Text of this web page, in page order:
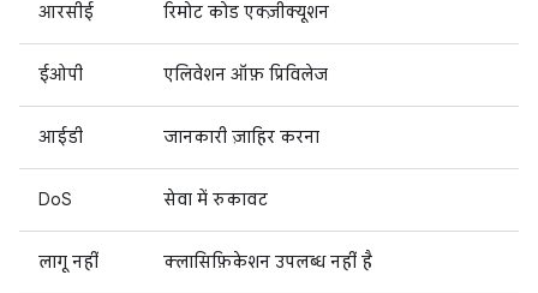
आरसीई रिमोट कोड एक्ज़ीक्यूशन
ईओपी एलिवेशन ऑफ़ प्रिविलेज
आईडी जानकारी ज़ाहिर करना
DoS सेवा में रुकावट
लागू नहीं क्लासिफ़िकेशन उपलब्ध नहीं है